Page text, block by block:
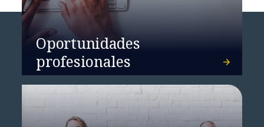
NTT DATA y ENGIE han
anunciado una alianza
estratégica para impulsar de
forma sostenible el crecimiento
de la IA y los data centers
Oportunidades
profesionales